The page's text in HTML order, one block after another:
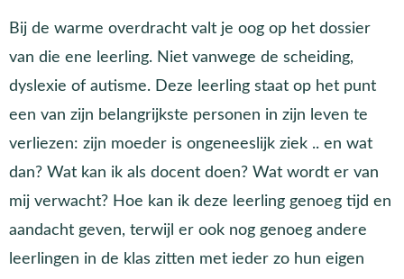
Bij de warme overdracht valt je oog op het dossier
van die ene leerling. Niet vanwege de scheiding,
dyslexie of autisme. Deze leerling staat op het punt
een van zijn belangrijkste personen in zijn leven te
verliezen: zijn moeder is ongeneeslijk ziek .. en wat
dan? Wat kan ik als docent doen? Wat wordt er van
mij verwacht? Hoe kan ik deze leerling genoeg tijd en
aandacht geven, terwijl er ook nog genoeg andere
leerlingen in de klas zitten met ieder zo hun eigen